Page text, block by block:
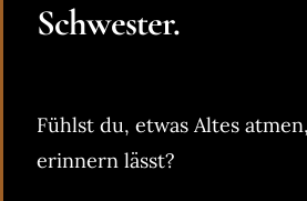
Schwester.
Fühlst du, etwas Altes
erinnern lässt?